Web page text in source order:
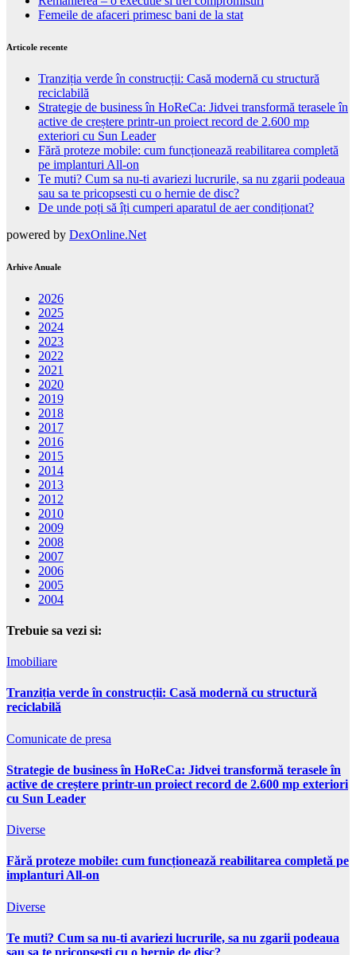
Femeile de afaceri primesc bani de la stat
Articole recente
Tranziția verde în construcții: Casă modernă cu structură
reciclabilă
Strategie de business în HoReCa: Jidvei transformă terasele în
active de creștere printr-un proiect record de 2.600 mp
exteriori cu Sun Leader
Fără proteze mobile: cum funcționează reabilitarea completă
pe implanturi All-on
Te muti? Cum sa nu-ti avariezi lucrurile, sa nu zgarii podeaua
sau sa te pricopsesti cu o hernie de disc?
De unde poți să îți cumperi aparatul de aer condiționat?
powered by DexOnline.Net
Arhive Anuale
2026
2025
2024
2023
2022
2021
2020
2019
2018
2017
2016
2015
2014
2013
2012
2010
2009
2008
2007
2006
2005
2004
Trebuie sa vezi si:
Imobiliare
Tranziția verde în construcții: Casă modernă cu structură
reciclabilă
Comunicate de presa
Strategie de business în HoReCa: Jidvei transformă terasele în
active de creștere printr-un proiect record de 2.600 mp exteriori
cu Sun Leader
Diverse
Fără proteze mobile: cum funcționează reabilitarea completă pe
implanturi All-on
Diverse
Te muti? Cum sa nu-ti avariezi lucrurile, sa nu zgarii podeaua
sau sa te pricopsesti cu o hernie de disc?